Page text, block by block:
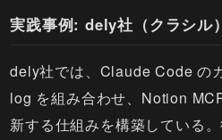
実践事例: dely社（クラシル
dely社では、Claude Code の
log を組み合わせ、Notion
新する仕組みを構築している